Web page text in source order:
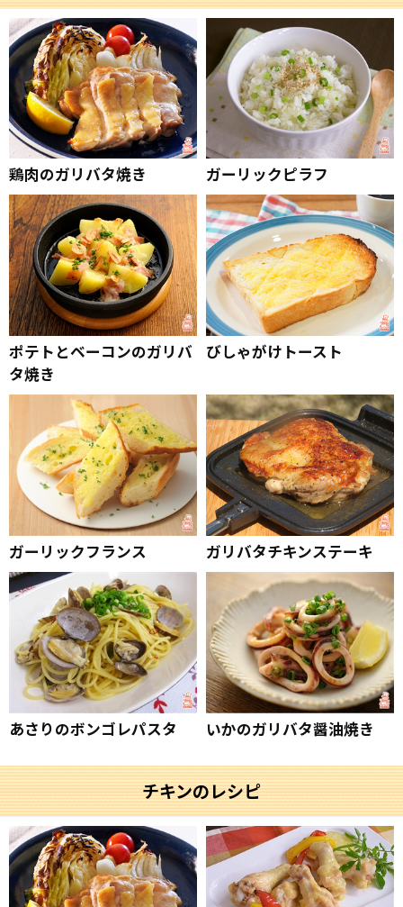
鶏肉のガリバタ焼き ガーリックピラフ
ポテトとベーコンのガリバ
タ焼き
びしゃがけトースト
ガーリックフランス ガリバタチキンステーキ
あさりのボンゴレパスタ いかのガリバタ醤油焼き
チキンのレシピ